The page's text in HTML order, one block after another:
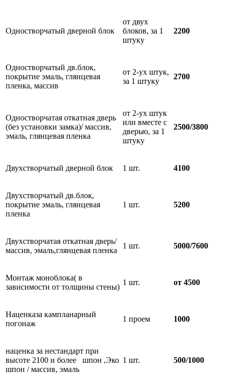
Одностворчатый дверной блок
от двух
блоков, за 1
штуку
2200
Одностворчатый дв.блок,
покрытие эмаль, глянцевая
пленка, массив
от 2-ух штук,
за 1 штуку
2700
Одностворчатая откатная дверь
(без установки замка)/ массив,
эмаль, глянцевая пленка
от 2-ух штук
или вместе с
дверью, за 1
штуку
2500/3800
Двухстворчатый дверной блок 1 шт. 4100
Двухстворчатый дв.блок,
покрытие эмаль, глянцевая
пленка
1 шт. 5200
Двухстворчатая откатная дверь/
массив, эмаль,глянцевая пленка
1 шт. 5000/7600
Монтаж моноблока( в
зависимости от толщины стены)
1 шт. от 4500
Наценказа кампланарный
погонаж
1 проем 1000
наценка за нестандарт при
высоте 2100 и более шпон ,Эко
шпон / массив, эмаль
1 шт. 500/1000